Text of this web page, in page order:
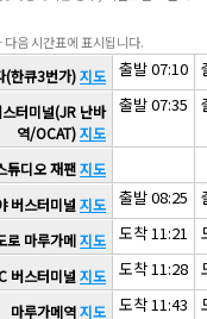
다음 시간표에 표시됩니다.
(한큐3번가)지도 출발 07:10
터미널(JR 난바
역/OCAT)지도
출발 07:35
튜디오 재팬지도
버스터미널지도 출발 08:25
로 마루가메지도 도착 11:21
버스터미널지도 도착 11:28
마루가메역지도 도착 11:43